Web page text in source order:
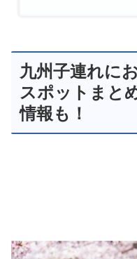
九州子連れに
スポットまと
情報も！